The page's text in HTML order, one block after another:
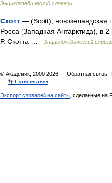
Энциклопедический словарь
Скотт — (Scott), новозеландская
Росса (Западная Антарктида), в
Р. Скотта …
Энциклопедический
© Академик, 2000-2026 Обратная связь:
👣 Путешествия
Экспорт словарей на сайты , сделанные на